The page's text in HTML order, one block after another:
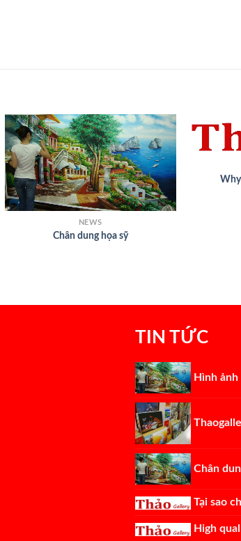
NEWS
Chân dung họa sỹ
Why
TIN TỨC
Hình ảnh
Chân
Tại sao
High